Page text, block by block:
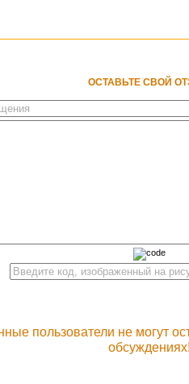
ОСТАВЬТЕ СВОЙ
пользователи не могут